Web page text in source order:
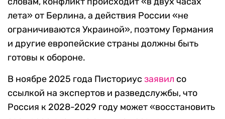
лета» от Берлина, а действия России «не
ограничиваются Украиной», поэтому Германия
и другие европейские страны должны быть
готовы к обороне.
В ноябре 2025 года Писториус заявил со
ссылкой на экспертов и разведслужбы, что
Россия к 2028-2029 году может «восстановить